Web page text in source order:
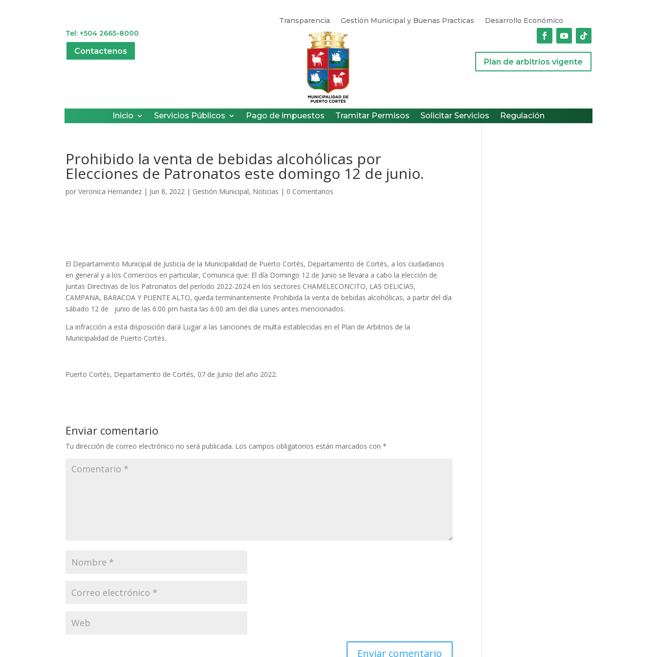
Transparencia Gestión Municipal y Buenas Practicas
Desarrollo Económico
Tel: +504 2665-8000
Contactenos
Plan de arbitrios vigente
Inicio Servicios Públicos Pago de impuestos Tramitar Permisos Solicitar Servicios Regulación
Prohibido la venta de bebidas alcohólicas por
Elecciones de Patronatos este domingo 12 de junio.
porVeronica Hernandez | Jun 8, 2022 | Gestión Municipal, Noticias | 0 Comentarios
El Departamento Municipal de Justicia de la Municipalidad de Puerto Cortés, Departamento de Cortés, a los ciudadanos
en general y a los Comercios en particular, Comunica que: El día Domingo 12 de Junio se llevara a cabo la elección de
Juntas Directivas de los Patronatos del período 2022-2024 en los sectores CHAMELECONCITO, LAS DELICIAS,
CAMPANA, BARACOA Y PUENTE ALTO, queda terminantemente Prohibida la venta de bebidas alcohólicas, a partir del día
sábado 12 de junio de las 6:00 pm hasta las 6:00 am del día Lunes antes mencionados.
La infracción a esta disposición dará Lugar a las sanciones de multa establecidas en el Plan de Arbitrios de la
Municipalidad de Puerto Cortés.
Puerto Cortés, Departamento de Cortés, 07 de Junio del año 2022.
Enviar comentario
Tu dirección de correo electrónico no será publicada. Los campos obligatorios están marcados con*